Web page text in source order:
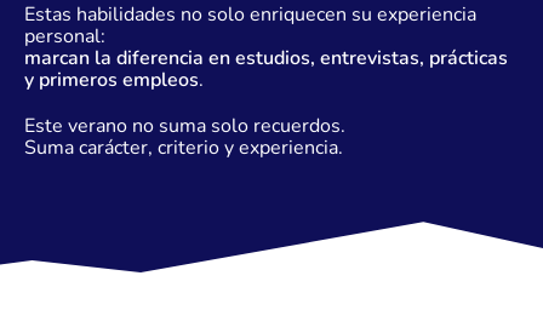
Estas habilidades no solo enriquecen su experiencia
personal:
marcan la diferencia en estudios, entrevistas, prácticas
y primeros empleos.
Este verano no suma solo recuerdos.
Suma carácter, criterio y experiencia.